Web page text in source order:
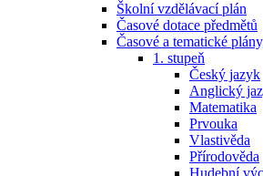
Školní vzdělávací plán
Časové dotace předmětů
Časové a tematické
1. stupeň
Český jazyk
Anglický
Matematika
Prvouka
Vlastivěda
Přírodověda
Hudební